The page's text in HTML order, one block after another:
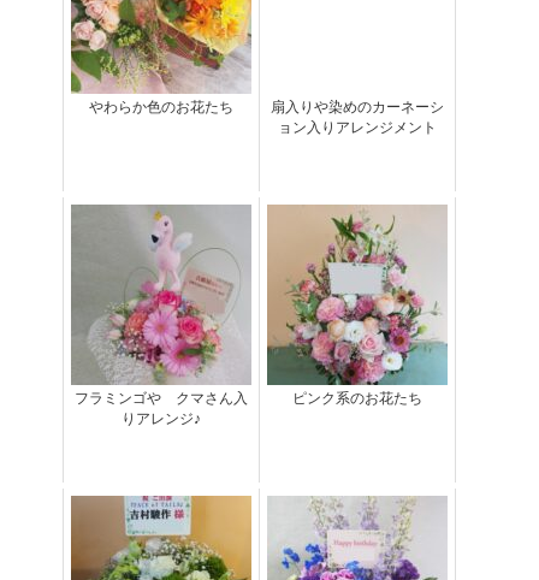
やわらか色のお花たち
扇入りや染めのカーネーシ
ョン入りアレンジメント
フラミンゴや クマさん入
りアレンジ♪
ピンク系のお花たち